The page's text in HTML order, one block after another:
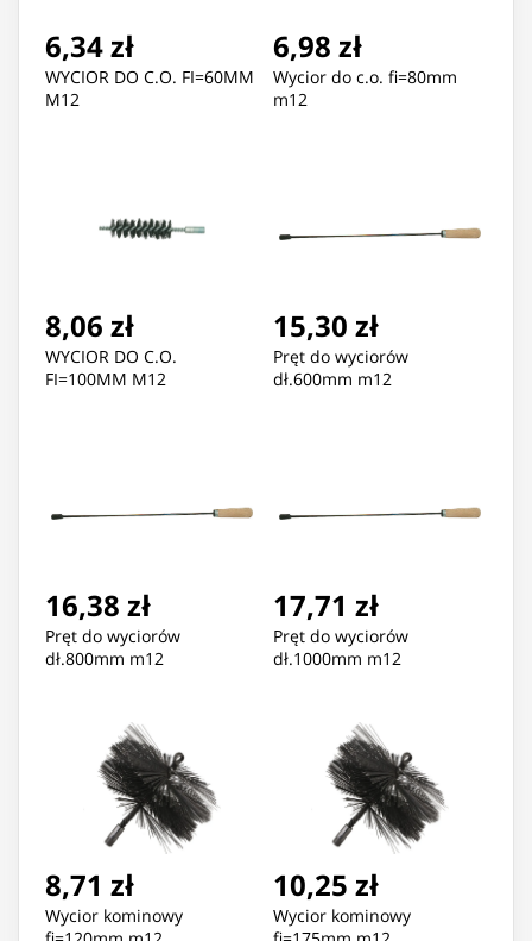
6,34 zł
WYCIOR DO C.O. FI=60MM
M12
6,98 zł
Wycior do c.o. fi=80mm
m12
8,06 zł
WYCIOR DO C.O.
FI=100MM M12
15,30 zł
Pręt do wyciorów
dł.600mm m12
16,38 zł
Pręt do wyciorów
dł.800mm m12
17,71 zł
Pręt do wyciorów
dł.1000mm m12
8,71 zł
Wycior kominowy
10,25 zł
Wycior kominowy